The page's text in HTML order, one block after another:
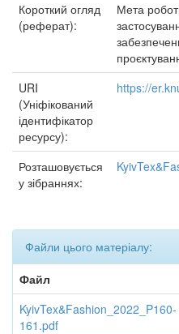
Короткий огляд
(реферат):
Мета
URI
(Уніфікований
ідентифікатор
ресурсу):
https://
Розташовується
у зібраннях:
Файли цього матеріалу:
Файл
KyivTex&Fashion_2022_P160-
161.pdf